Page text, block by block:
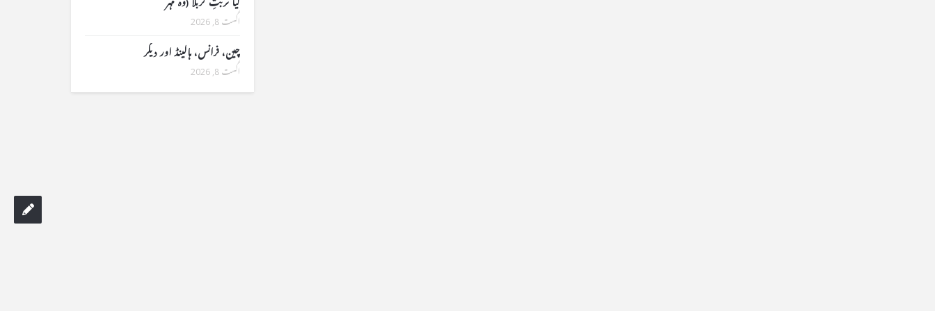
اگست 8, 2026
چین، فرانس، ہالینڈ اور دیگر
اگست 8, 2026